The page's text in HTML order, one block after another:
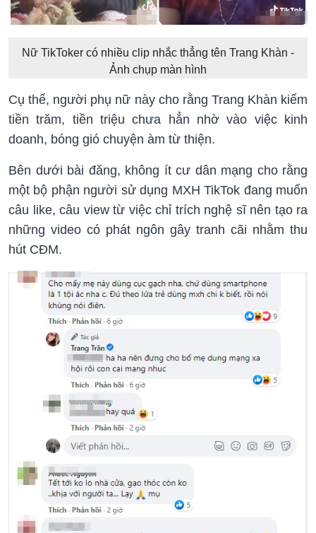
Nữ TikToker có nhiều clip nhắc thẳng tên Trang Khàn -
Ảnh chụp màn hình
Cụ thể, người phụ nữ này cho rằng Trang Khàn kiếm
tiền trăm, tiền triệu chưa hẳn nhờ vào việc kinh
doanh, bóng gió chuyện àm từ thiện.
Bên dưới bài đăng, không ít cư dân mạng cho rằng
một bộ phận người sử dụng MXH TikTok đang muốn
câu like, câu view từ việc chỉ trích nghệ sĩ nên tạo ra
những video có phát ngôn gây tranh cãi nhằm thu
hút CĐM.